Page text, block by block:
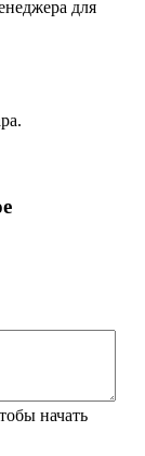
для
начать